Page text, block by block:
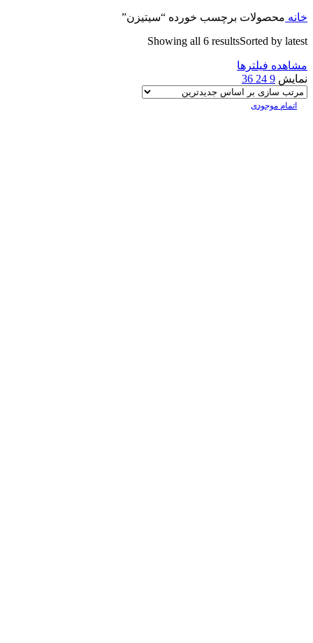
خانه محصولات برچسب خورده “سیتیزن”
Showing all 6 resultsSorted by latest
مشاهده فیلترها
نمایش 9
24
36
اتمام موجودی